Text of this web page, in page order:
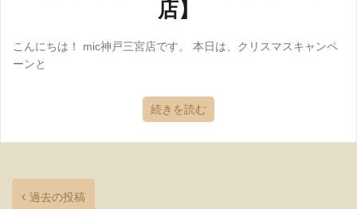
店】
こんにちは！ mic神戸三宮店です。 本日は、クリスマスキャンペ
ーンと
続きを読む
過去の投稿